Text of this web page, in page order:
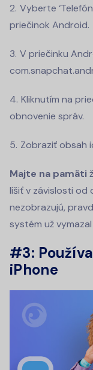
Vyberte
priečinok Android.
V priečinku
Kliknutím na
obnovenie správ.
Zobraziť obsah
Majte na pamäti
líšiť v závislosti od
nezobrazujú,
systém už
#3:
iPhone